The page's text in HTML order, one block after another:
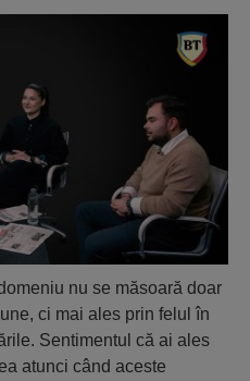
nu se măsoară doar
ci mai ales prin felul în
Sentimentul că ai ales
atunci când aceste